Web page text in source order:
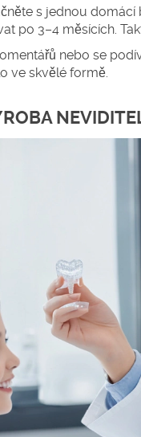
s jednou
po 3–4 měsících.
nebo se
ve skvělé formě.